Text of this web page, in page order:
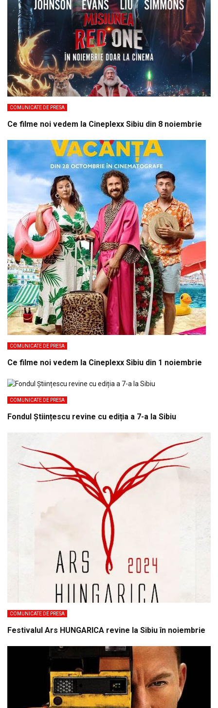
COMUNICATE DE PRESA
Ce filme noi vedem la Cineplexx Sibiu din 8 noiembrie
COMUNICATE DE PRESA
Ce filme noi vedem la Cineplexx Sibiu din 1 noiembrie
COMUNICATE DE PRESA
Fondul Științescu revine cu ediția a 7-a la Sibiu
COMUNICATE DE PRESA
Festivalul Ars HUNGARICA revine la Sibiu în noiembrie